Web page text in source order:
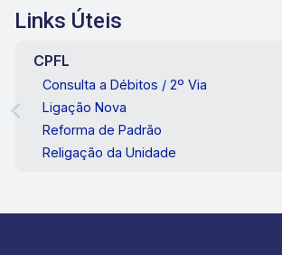
Links Úteis
CPFL
Consulta a Débitos / 2º Via
Ligação Nova
Reforma de Padrão
Religação da Unidade